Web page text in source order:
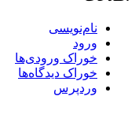
ورودی‌ها
دیدگاه‌ها